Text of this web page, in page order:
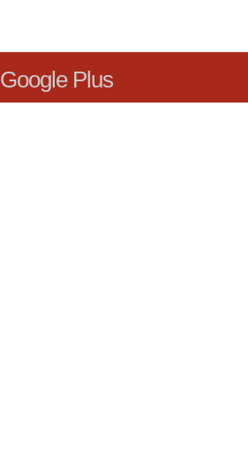
Google Plus